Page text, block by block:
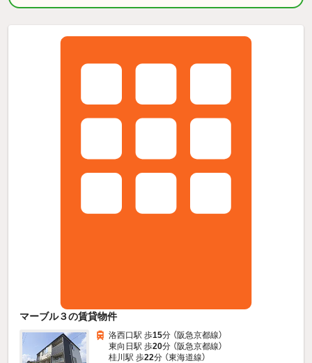
マーブル３の賃貸物件
洛西口駅 歩15分 （阪急京都線）
東向日駅 歩20分 （阪急京都線）
桂川駅 歩22分 （東海道線）